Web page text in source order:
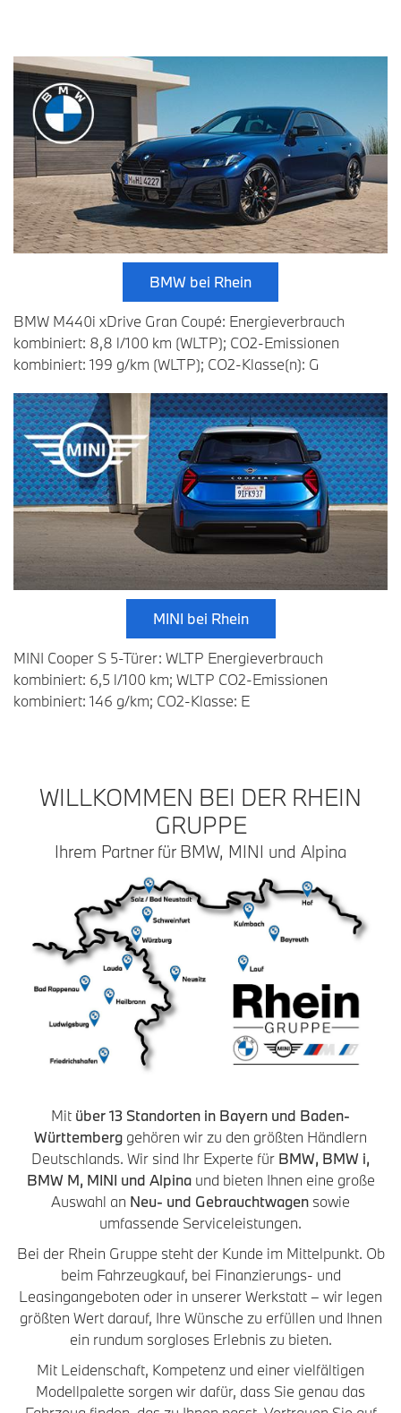
BMW bei Rhein
BMW M440i xDrive Gran Coupé: Energieverbrauch
kombiniert: 8,8 l/100 km (WLTP); CO2-Emissionen
kombiniert: 199 g/km (WLTP); CO2-Klasse(n): G
MINI bei Rhein
MINI Cooper S 5-Türer: WLTP Energieverbrauch
kombiniert: 6,5 l/100 km; WLTP CO2-Emissionen
kombiniert: 146 g/km; CO2-Klasse: E
WILLKOMMEN BEI DER RHEIN
GRUPPE
Ihrem Partner für BMW, MINI und Alpina
Mit über 13 Standorten in Bayern und Baden-
Württemberg gehören wir zu den größten Händlern
Deutschlands. Wir sind Ihr Experte für BMW, BMW i,
BMW M, MINI und Alpinaund bieten Ihnen eine große
Auswahl an Neu- und Gebrauchtwagen sowie
umfassende Serviceleistungen.
Bei der Rhein Gruppe steht der Kunde im Mittelpunkt. Ob
beim Fahrzeugkauf, bei Finanzierungs- und
Leasingangeboten oder in unserer Werkstatt – wir legen
größten Wert darauf, Ihre Wünsche zu erfüllen und Ihnen
ein rundum sorgloses Erlebnis zu bieten.
Mit Leidenschaft, Kompetenz und einer vielfältigen
Modellpalette sorgen wir dafür, dass Sie genau das